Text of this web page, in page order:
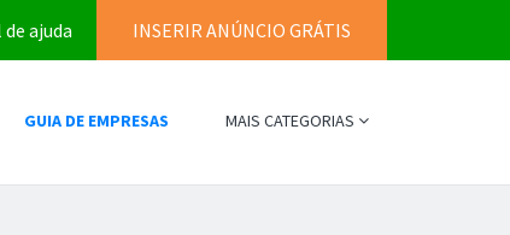
ajuda INSERIR ANÚNCIO GRÁTIS
GUIA DE EMPRESAS MAIS CATEGORIAS